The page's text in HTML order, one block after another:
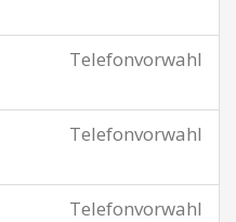
Telefonvorwahl
Telefonvorwahl
Telefonvorwahl